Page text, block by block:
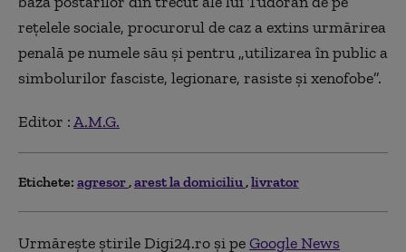
reţelele sociale, procurorul de caz a extins urmărirea
penală pe numele său şi pentru „utilizarea în public a
simbolurilor fasciste, legionare, rasiste şi xenofobe”.
Editor :A.M.G.
Etichete: agresor arest la domiciliu livrator
Urmărește știrile Digi24.ro și peGoogle News